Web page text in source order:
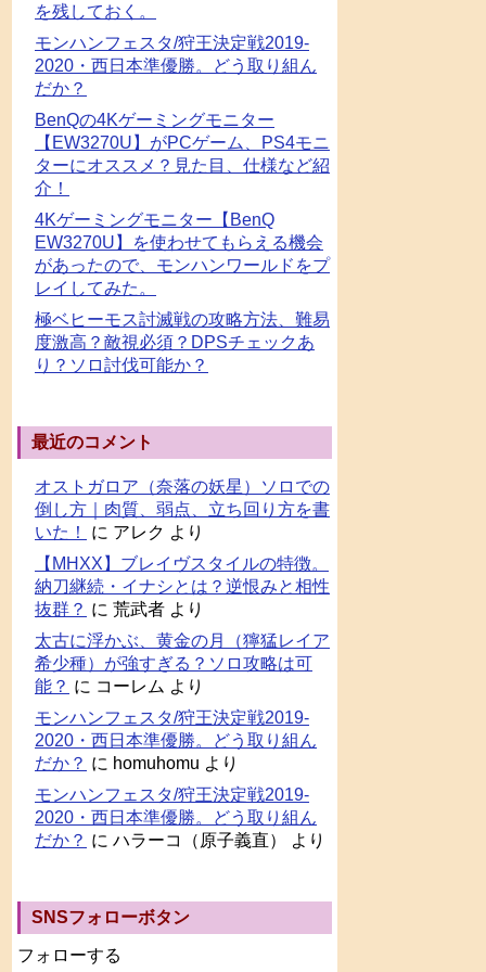
を残しておく。
モンハンフェスタ/狩王決定戦2019-
2020・西日本準優勝。どう取り組ん
だか？
BenQの4Kゲーミングモニター
【EW3270U】がPCゲーム、PS4モニ
ターにオススメ？見た目、仕様など紹
介！
4Kゲーミングモニター【BenQ
EW3270U】を使わせてもらえる機会
があったので、モンハンワールドをプ
レイしてみた。
極ベヒーモス討滅戦の攻略方法、難易
度激高？敵視必須？DPSチェックあ
り？ソロ討伐可能か？
最近のコメント
オストガロア（奈落の妖星）ソロでの
倒し方｜肉質、弱点、立ち回り方を書
いた！
に アレク より
【MHXX】ブレイヴスタイルの特徴。
納刀継続・イナシとは？逆恨みと相性
抜群？ に 荒武者 より
太古に浮かぶ、黄金の月（獰猛レイア
希少種）が強すぎる？ソロ攻略は可
能？ に コーレム より
モンハンフェスタ/狩王決定戦2019-
2020・西日本準優勝。どう取り組ん
だか？ に homuhomu より
モンハンフェスタ/狩王決定戦2019-
2020・西日本準優勝。どう取り組ん
だか？ に ハラーコ（原子義直） より
SNSフォローボタン
フォローする